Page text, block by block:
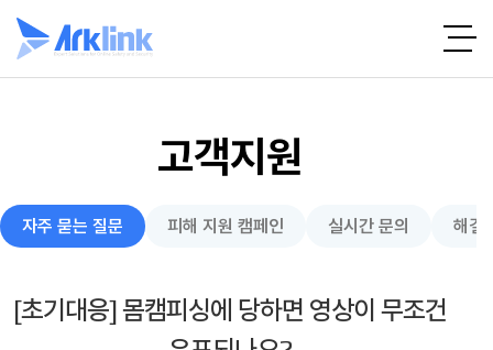
고객지원
자주 묻는 질문 피해 지원 캠페인 실시간 문의 해결
[초기대응] 몸캠피싱에 당하면 영상이 무조건